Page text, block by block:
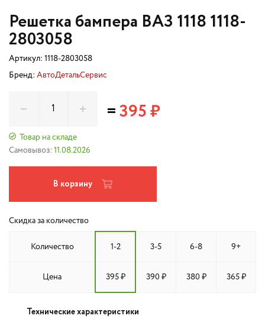
Решетка бампера ВАЗ 1118 1118-
2803058
Артикул: 1118-2803058
Бренд: АвтоДетальСервис
Товар на складе
Самовывоз: 11.08.2026
=395 ₽
В корзину
Скидка за количество
Количество 1-2 3-5 6-8 9+
Цена 395 ₽ 390 ₽ 380 ₽ 365 ₽
Технические характеристики